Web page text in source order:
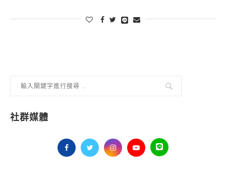
社群媒體